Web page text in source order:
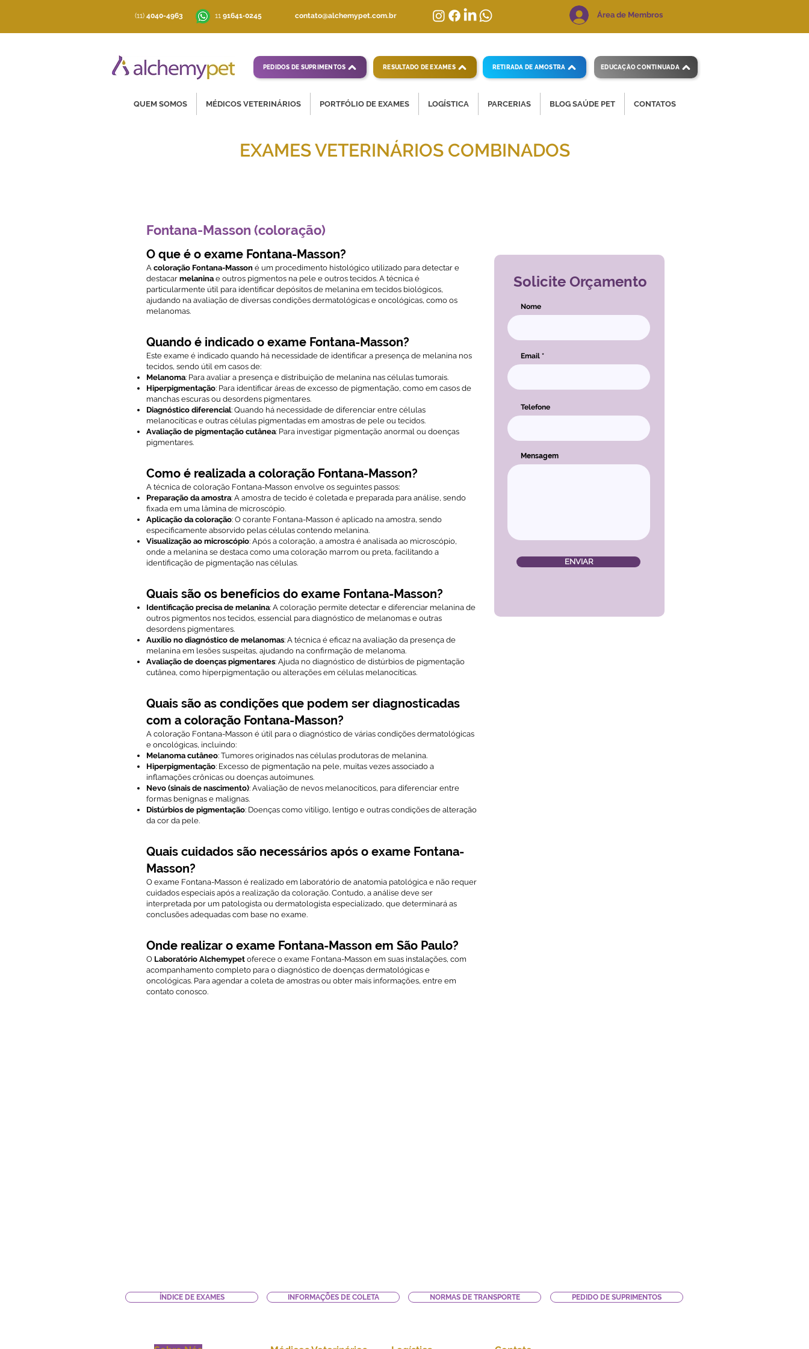
(11) 4040-4963 ‪11 91641‑0245 contato@alchemypet.com.br Área de Membros
PEDIDOS DE SUPRIMENTOS RESULTADO DE EXAMES RETIRADA DE AMOSTRA EDUCAÇÃO CONTINUADA
QUEM SOMOS MÉDICOS VETERINÁRIOS PORTFÓLIO DE EXAMES LOGÍSTICA PARCERIAS BLOG SAÚDE PET CONTATOS
EXAMES VETERINÁRIOS COMBINADOS
Fontana-Masson (coloração)
O que é o exame Fontana-Masson?
A coloração Fontana-Masson é um procedimento histológico utilizado para detectar e
destacar melanina e outros pigmentos na pele e outros tecidos. A técnica é
particularmente útil para identificar depósitos de melanina em tecidos biológicos,
ajudando na avaliação de diversas condições dermatológicas e oncológicas, como os
melanomas.
Quando é indicado o exame Fontana-Masson?
Este exame é indicado quando há necessidade de identificar a presença de melanina nos
tecidos, sendo útil em casos de:
Melanoma: Para avaliar a presença e distribuição de melanina nas células tumorais.
Hiperpigmentação: Para identificar áreas de excesso de pigmentação, como em casos de
manchas escuras ou desordens pigmentares.
Diagnóstico diferencial: Quando há necessidade de diferenciar entre células
melanocíticas e outras células pigmentadas em amostras de pele ou tecidos.
Avaliação de pigmentação cutânea: Para investigar pigmentação anormal ou doenças
pigmentares.
Como é realizada a coloração Fontana-Masson?
A técnica de coloração Fontana-Masson envolve os seguintes passos:
Preparação da amostra: A amostra de tecido é coletada e preparada para análise, sendo
fixada em uma lâmina de microscópio.
Aplicação da coloração: O corante Fontana-Masson é aplicado na amostra, sendo
especificamente absorvido pelas células contendo melanina.
Visualização ao microscópio: Após a coloração, a amostra é analisada ao microscópio,
onde a melanina se destaca como uma coloração marrom ou preta, facilitando a
identificação de pigmentação nas células.
Quais são os benefícios do exame Fontana-Masson?
Identificação precisa de melanina: A coloração permite detectar e diferenciar melanina de
outros pigmentos nos tecidos, essencial para diagnóstico de melanomas e outras
desordens pigmentares.
Auxílio no diagnóstico de melanomas: A técnica é eficaz na avaliação da presença de
melanina em lesões suspeitas, ajudando na confirmação de melanoma.
Avaliação de doenças pigmentares: Ajuda no diagnóstico de distúrbios de pigmentação
cutânea, como hiperpigmentação ou alterações em células melanocíticas.
Quais são as condições que podem ser diagnosticadas
com a coloração Fontana-Masson?
A coloração Fontana-Masson é útil para o diagnóstico de várias condições dermatológicas
e oncológicas, incluindo:
Melanoma cutâneo: Tumores originados nas células produtoras de melanina.
Hiperpigmentação: Excesso de pigmentação na pele, muitas vezes associado a
inflamações crônicas ou doenças autoimunes.
Nevo (sinais de nascimento): Avaliação de nevos melanocíticos, para diferenciar entre
formas benignas e malignas.
Distúrbios de pigmentação: Doenças como vitiligo, lentigo e outras condições de alteração
da cor da pele.
Quais cuidados são necessários após o exame Fontana-
Masson?
O exame Fontana-Masson é realizado em laboratório de anatomia patológica e não requer
cuidados especiais após a realização da coloração. Contudo, a análise deve ser
interpretada por um patologista ou dermatologista especializado, que determinará as
conclusões adequadas com base no exame.
Onde realizar o exame Fontana-Masson em São Paulo?
O Laboratório Alchemypet oferece o exame Fontana-Masson em suas instalações, com
acompanhamento completo para o diagnóstico de doenças dermatológicas e
oncológicas. Para agendar a coleta de amostras ou obter mais informações, entre em
contato conosco.
Solicite Orçamento
Nome
Email
Telefone
Mensagem
ENVIAR
ÍNDICE DE EXAMES INFORMAÇÕES DE COLETA NORMAS DE TRANSPORTE PEDIDO DE SUPRIMENTOS